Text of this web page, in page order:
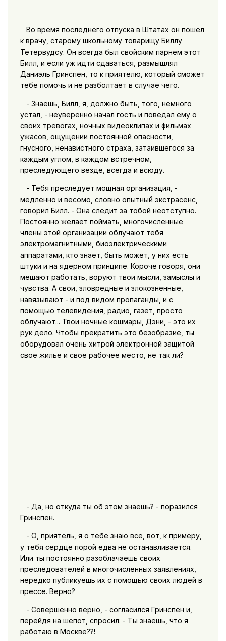
Во время последнего отпуска в Штатах он пошел
к врачу, старому школьному товарищу Биллу
Тетервудсу. Он всегда был свойским парнем этот
Билл, и если уж идти сдаваться, размышлял
Даниэль Гринспен, то к приятелю, который сможет
тебе помочь и не разболтает в случае чего.
- Знаешь, Билл, я, должно быть, того, немного
устал, - неуверенно начал гость и поведал ему о
своих тревогах, ночных видеоклипах и фильмах
ужасов, ощущении постоянной опасности,
гнусного, ненавистного страха, затаившегося за
каждым углом, в каждом встречном,
преследующего везде, всегда и всюду.
- Тебя преследует мощная организация, -
медленно и весомо, словно опытный экстрасенс,
говорил Билл. - Она следит за тобой неотступно.
Постоянно желает поймать, многочисленные
члены этой организации облучают тебя
электромагнитными, биоэлектрическими
аппаратами, кто знает, быть может, у них есть
штуки и на ядерном принципе. Короче говоря, они
мешают работать, воруют твои мысли, замыслы и
чувства. А свои, зловредные и злокозненные,
навязывают - и под видом пропаганды, и с
помощью телевидения, радио, газет, просто
облучают... Твои ночные кошмары, Дэни, - это их
рук дело. Чтобы прекратить это безобразие, ты
оборудовал очень хитрой электронной защитой
свое жилье и свое рабочее место, не так ли?
- Да, но откуда ты об этом знаешь? - поразился
Гринспен.
- О, приятель, я о тебе знаю все, вот, к примеру,
у тебя сердце порой едва не останавливается.
Или ты постоянно разоблачаешь своих
преследователей в многочисленных заявлениях,
нередко публикуешь их с помощью своих людей в
прессе. Верно?
- Совершенно верно, - согласился Гринспен и,
перейдя на шепот, спросил: - Ты знаешь, что я
работаю в Москве??!